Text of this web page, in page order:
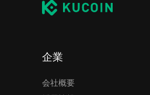
企業
会社概要